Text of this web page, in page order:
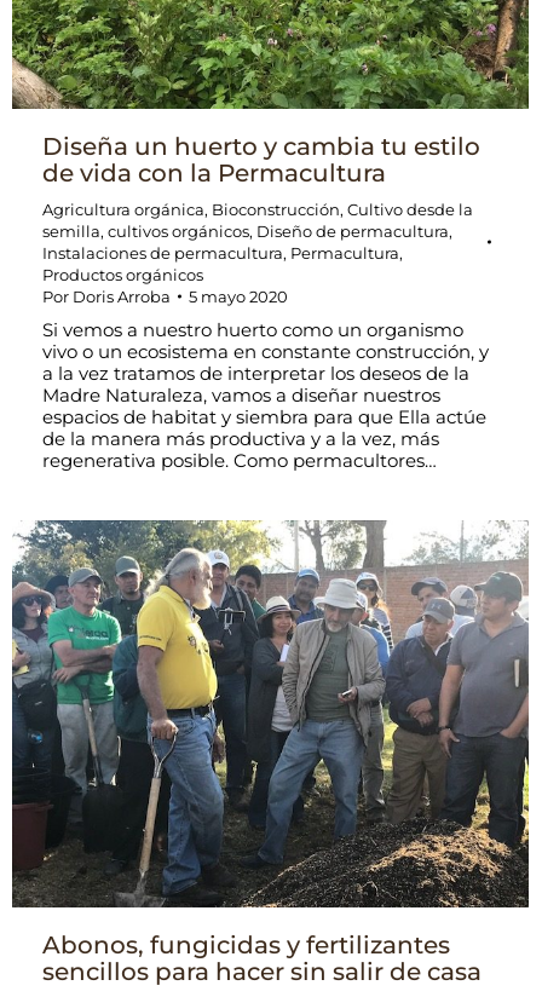
Diseña un huerto y cambia tu estilo
de vida con la Permacultura
Agricultura orgánica, Bioconstrucción, Cultivo desde la
semilla, cultivos orgánicos, Diseño de permacultura,
Instalaciones de permacultura, Permacultura,
Productos orgánicos
Por Doris Arroba 5 mayo 2020
Si vemos a nuestro huerto como un organismo
vivo o un ecosistema en constante construcción, y
a la vez tratamos de interpretar los deseos de la
Madre Naturaleza, vamos a diseñar nuestros
espacios de habitat y siembra para que Ella actúe
de la manera más productiva y a la vez, más
regenerativa posible. Como permacultores…
Abonos, fungicidas y fertilizantes
sencillos para hacer sin salir de casa